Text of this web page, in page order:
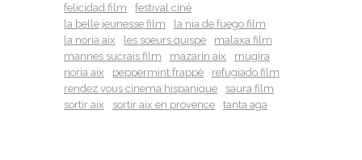
felicidad film
festival ciné
la belle jeunesse film
la nia de fuego film
la noria aix
les soeurs quispe
malaxa film
mannes sucrais film
mazarin aix
mugira
noria aix
peppermint frappé
refugiado film
rendez vous cinema hispanique
saura film
sortir aix
sortir aix en provence tanta aga